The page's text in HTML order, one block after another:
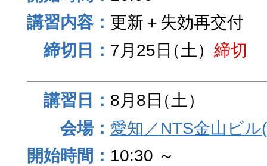
更新＋失効再交付
7月25日（土） 締切
8月8日（土）
愛知／NTS金山ビ
10:30 ～